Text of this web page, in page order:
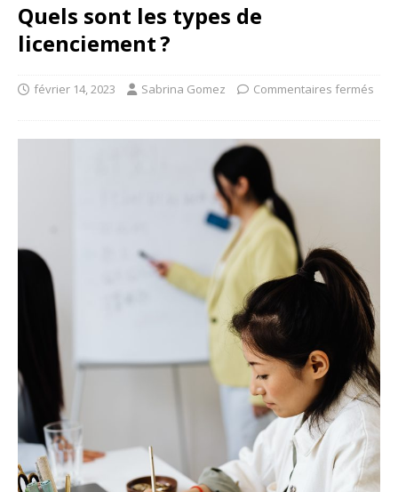
Quels sont les types de
licenciement ?
février 14, 2023 Sabrina Gomez Commentaires fermés